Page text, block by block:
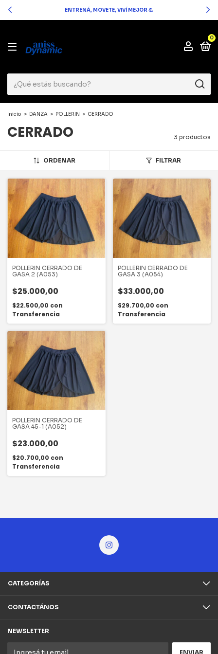
ENTRENÁ, MOVETE, VIVÍ MEJOR 💪
0
Inicio > DANZA > POLLERIN > CERRADO
CERRADO 3 productos
ORDENAR FILTRAR
POLLERIN CERRADO DE
GASA 2 (A053)
$25.000,00
$22.500,00 con
Transferencia
POLLERIN CERRADO DE
GASA 3 (A054)
$33.000,00
$29.700,00 con
Transferencia
POLLERIN CERRADO DE
GASA 45-1 (A052)
$23.000,00
$20.700,00 con
Transferencia
CATEGORÍAS
CONTACTÁNOS
NEWSLETTER